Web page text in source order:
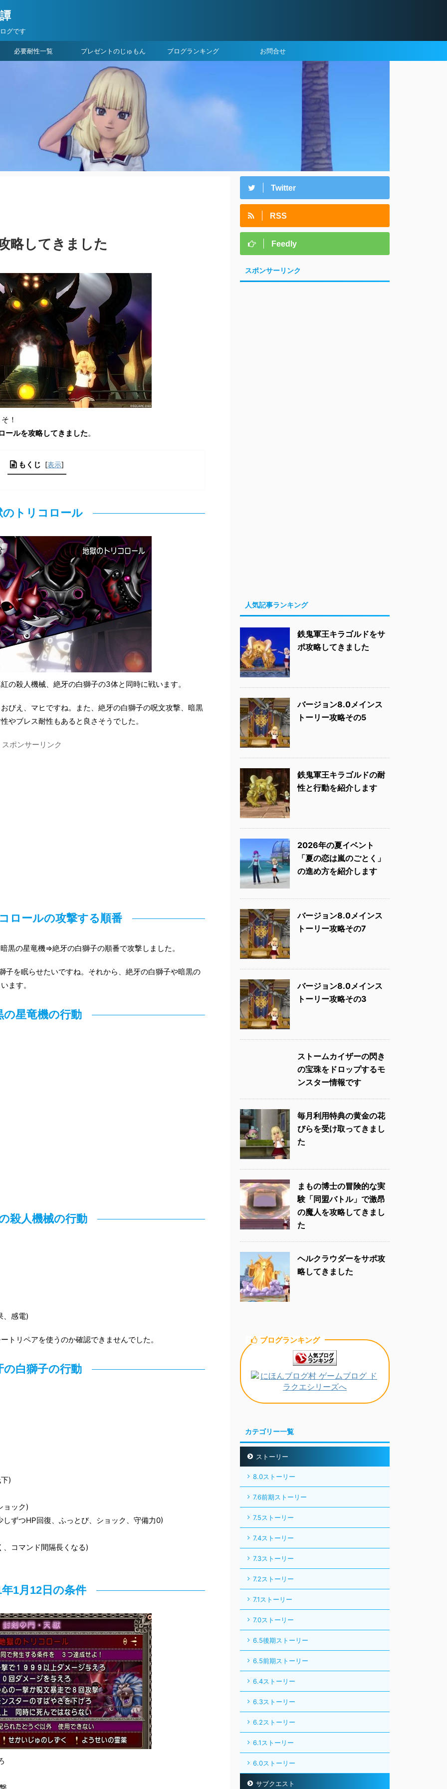
グです
必要耐性一覧 プレゼントのじゅもん ブログランキング お問合せ
略してきました
！
ールを攻略してきました。
もくじ [表示]
のトリコロール
の殺人機械、絶牙の白獅子の3体と同時に戦います。
びえ、マヒですね。また、絶牙の白獅子の呪文攻撃、暗黒
やブレス耐性もあると良さそうでした。
スポンサーリンク
ロールの攻撃する順番
黒の星竜機⇒絶牙の白獅子の順番で攻撃しました。
子を眠らせたいですね。それから、絶牙の白獅子や暗黒の
ます。
の星竜機の行動
殺人機械の行動
、感電)
トリペアを使うのか確認できませんでした。
の白獅子の行動
)
ョック)
ずつHP回復、ふっとび、ショック、守備力0)
コマンド間隔長くなる)
1月12日の条件
Twitter
RSS
Feedly
スポンサーリンク
人気記事ランキング
鉄鬼軍王キラゴルドをサ
ポ攻略してきました
バージョン8.0メインス
トーリー攻略その5
鉄鬼軍王キラゴルドの耐
性と行動を紹介します
2026年の夏イベント
「夏の恋は嵐のごとく」
の進め方を紹介します
バージョン8.0メインス
トーリー攻略その7
バージョン8.0メインス
トーリー攻略その3
ストームカイザーの閃き
の宝珠をドロップするモ
ンスター情報です
毎月利用特典の黄金の花
びらを受け取ってきまし
た
まもの博士の冒険的な実
験「同盟バトル」で激昂
の魔人を攻略してきまし
た
ヘルクラウダーをサポ攻
略してきました
ブログランキング
カテゴリー一覧
ストーリー
8.0ストーリー
7.6前期ストーリー
7.5ストーリー
7.4ストーリー
7.3ストーリー
7.2ストーリー
7.1ストーリー
7.0ストーリー
6.5後期ストーリー
6.5前期ストーリー
6.4ストーリー
6.3ストーリー
6.2ストーリー
6.1ストーリー
6.0ストーリー
サブクエスト